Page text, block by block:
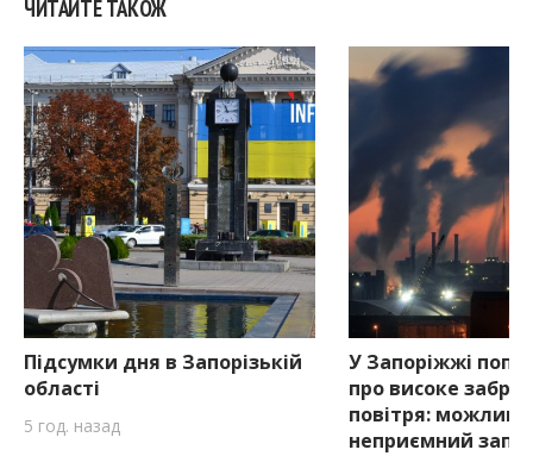
ЧИТАЙТЕ ТАКОЖ
Підсумки дня в Запорізькій
області
5 год. назад
У Запоріжжі
про високе
повітря:
неприємний